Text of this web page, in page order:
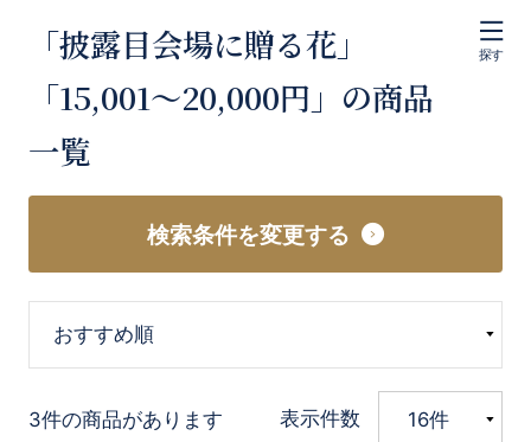
探す
「披露目会場に贈る花」
「15,001〜20,000円」の商品
一覧
検索条件を変更する
3件の商品があります 表示件数